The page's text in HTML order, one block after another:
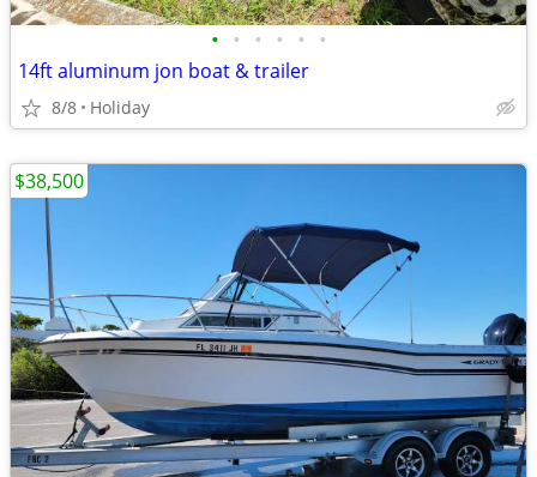
• • • • • •
14ft aluminum jon boat & trailer
8/8 Holiday
$38,500